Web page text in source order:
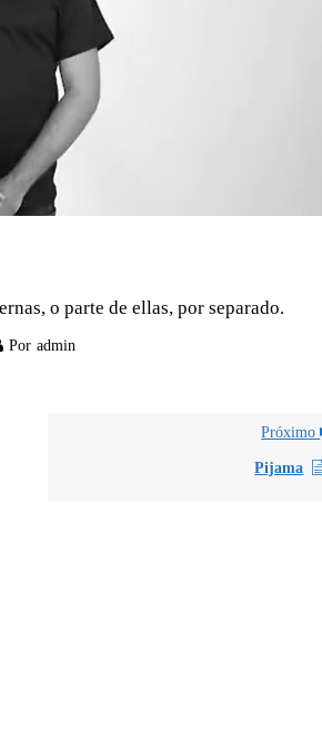
o parte de ellas, por separado.
Por admin
Próximo
Pijama